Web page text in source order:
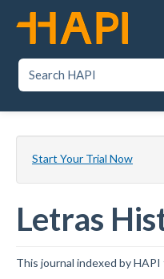
to
content
SEARCH HAPI
Start Your Trial Now
Letras
This journal indexed by